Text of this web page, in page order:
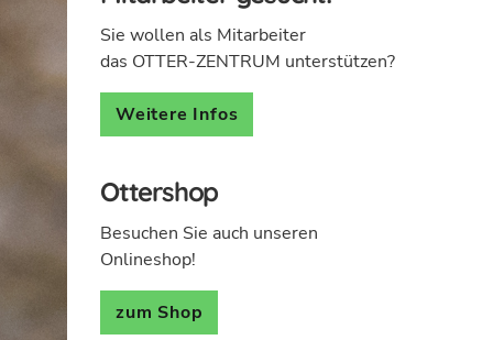
Sie wollen als Mitarbeiter
das OTTER-ZENTRUM unterstützen?
Weitere Infos
Ottershop
Besuchen Sie auch unseren
Onlineshop!
zum Shop